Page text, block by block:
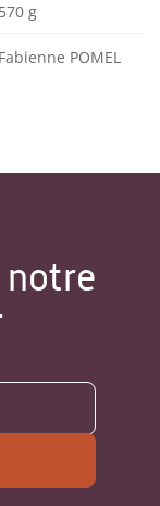
570 g
Fabienne POMEL
notre